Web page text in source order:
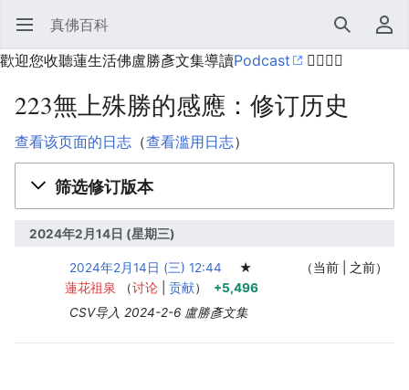
打开主菜单 真佛百科 搜索
用户菜单
歡迎您收聽蓮生活佛盧勝彥文集導讀Podcast 🙋‍♂️🙋‍♀️
223無上殊勝的感應：修订历史
查看该页面的日志 （查看滥用日志）
筛选修订版本
2024年2月14日 (星期三)
当前 之前
2024年2月14日 (三) 12:44
蓮花祖泉
讨论 贡献
+5,496
CSV导入 2024-2-6 盧勝彥文集
★